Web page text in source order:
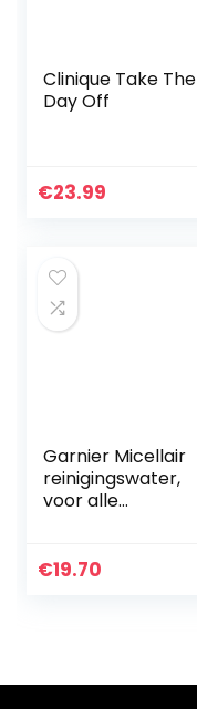
Clinique Take The
Day Off
€23.99
Garnier Micellair
reinigingswater,
voor alle
€19.70